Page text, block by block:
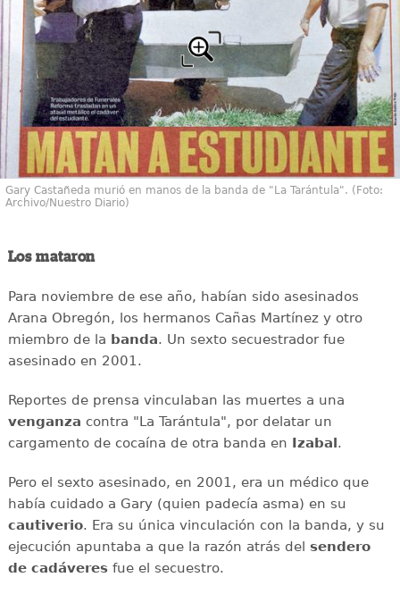
Gary Castañeda murió en manos de la banda de "La Tarántula". (Foto:
Archivo/Nuestro Diario)
Los mataron
Para noviembre de ese año, habían sido asesinados
Arana Obregón, los hermanos Cañas Martínez y otro
miembro de la banda. Un sexto secuestrador fue
asesinado en 2001.
Reportes de prensa vinculaban las muertes a una
venganza contra "La Tarántula", por delatar un
cargamento de cocaína de otra banda en Izabal .
Pero el sexto asesinado, en 2001, era un médico que
había cuidado a Gary (quien padecía asma) en su
cautiverio. Era su única vinculación con la banda, y su
ejecución apuntaba a que la razón atrás del sendero
de cadáveresfue el secuestro.